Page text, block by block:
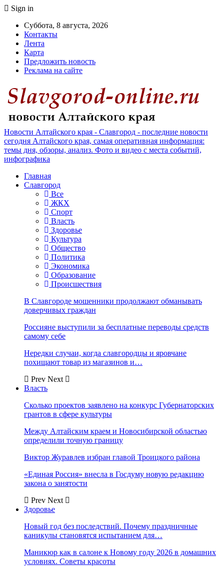
Sign in
Суббота, 8 августа, 2026
Контакты
Лента
Карта
Предложить новость
Реклама на сайте
Новости Алтайского края - Славгород - последние новости
сегодня Алтайского края, самая оперативная информация:
темы дня, обзоры, анализ. Фото и видео с места событий,
инфографика
Главная
Славгород
Все
ЖКХ
Спорт
Власть
Здоровье
Культура
Общество
Политика
Экономика
Образование
Происшествия
В Славгороде мошенники продолжают обманывать
доверчивых граждан
Россияне выступили за бесплатные переводы средств
самому себе
Нередки случаи, когда славгородцы и яровчане
похищают товар из магазинов и…
Prev Next
Власть
Сколько проектов заявлено на конкурс Губернаторских
грантов в сфере культуры
Между Алтайским краем и Новосибирской областью
определили точную границу
Виктор Журавлев избран главой Троицкого района
«Единая Россия» внесла в Госдуму новую редакцию
закона о занятости
Prev Next
Здоровье
Новый год без последствий. Почему праздничные
каникулы становятся испытанием для…
Маникюр как в салоне к Новому году 2026 в домашних
условиях. Советы красоты